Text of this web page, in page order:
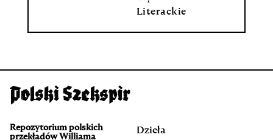
Literackie
Repozytorium polskich
przekładów Williama
Dzieła